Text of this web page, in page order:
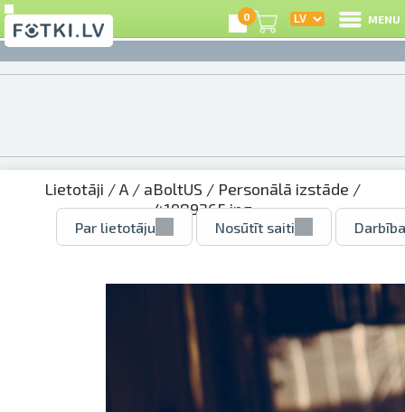
0 MENU
Lietotāji /A / aBoltUS / Personālā izstāde /
41989265.jpg
Par lietotāju Nosūtīt saiti